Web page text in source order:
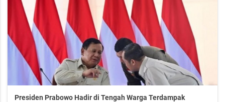
Presiden Prabowo Hadir di Tengah Warga Terdampak